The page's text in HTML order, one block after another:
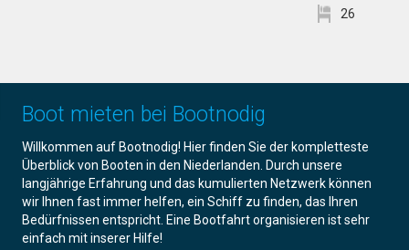
26
Boot mieten bei Bootnodig
Willkommen auf Bootnodig! Hier finden Sie der kompletteste
Überblick von Booten in den Niederlanden. Durch unsere
langjährige Erfahrung und das kumulierten Netzwerk können
wir Ihnen fast immer helfen, ein Schiff zu finden, das Ihren
Bedürfnissen entspricht. Eine Bootfahrt organisieren ist sehr
einfach mit inserer Hilfe!